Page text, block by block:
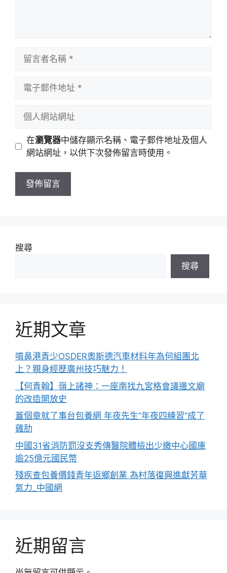
址
站
址
在瀏覽器中儲存顯示名稱、電子郵件地址及個人
網站網址，以供下次發佈留言時使用。
搜尋
搜尋
近期文章
噴鼻港青少OSDER奧斯德汽車材料年為何組團北
上？親身經歷廣州技巧魅力！
【何青翰】嶺上諸神：一座南找九宮格會議邊文廟
的改造開放史
蓋個章就了事台包養網 年夜先生”年夜四練習”成了
雞肋
中國31省消防罰沒支秀傳醫院體檢出少繳中心國庫
逾25億元國民幣
殘疾查包養價錢青年返鄉創業 為村落復興進獻芳華
氣力_中國網
近期留言